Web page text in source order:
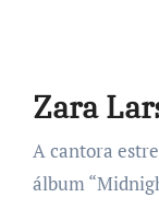
Zara
A cantora
álbum